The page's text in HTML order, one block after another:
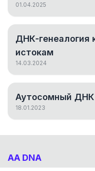
01.04.2025
ДНК-генеалогия
истокам
14.03.2024
Аутосомный ДНК
18.01.2023
AA DNA